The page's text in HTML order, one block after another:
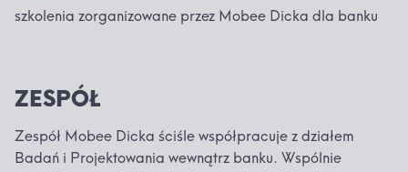
szkolenia zorganizowane przez Mobee Dicka dla banku
ZESPÓŁ
Zespół Mobee Dicka ściśle współpracuje z działem
Badań i Projektowania wewnątrz banku. Wspólnie